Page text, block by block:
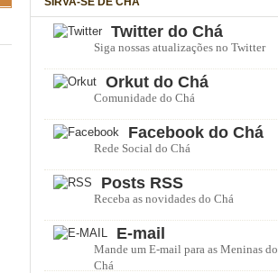
Twitter do Chá
Siga nossas atualizações no Twitter
Orkut do Chá
Comunidade do Chá
Facebook do Chá
Rede Social do Chá
Posts RSS
Receba as novidades do Chá
E-mail
Mande um E-mail para as Meninas do
Chá